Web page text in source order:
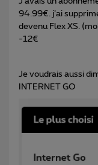
94.99€. j’ai
devenu Flex XS.
-12€
Je voudrais aussi
INTERNET GO